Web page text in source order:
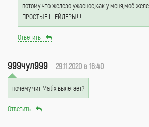
потому что железо ужасное,как у меня,моё
ПРОСТЫЕ ШЕЙДЕРЫ!!!
Ответить
999чул999 29.11.2020 в 16:40
почему чит Matix вылетает?
Ответить